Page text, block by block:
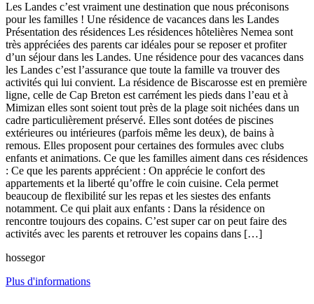
Les Landes c’est vraiment une destination que nous préconisons
pour les familles ! Une résidence de vacances dans les Landes
Présentation des résidences Les résidences hôtelières Nemea sont
très appréciées des parents car idéales pour se reposer et profiter
d’un séjour dans les Landes. Une résidence pour des vacances dans
les Landes c’est l’assurance que toute la famille va trouver des
activités qui lui convient. La résidence de Biscarosse est en première
ligne, celle de Cap Breton est carrément les pieds dans l’eau et à
Mimizan elles sont soient tout près de la plage soit nichées dans un
cadre particulièrement préservé. Elles sont dotées de piscines
extérieures ou intérieures (parfois même les deux), de bains à
remous. Elles proposent pour certaines des formules avec clubs
enfants et animations. Ce que les familles aiment dans ces résidences
: Ce que les parents apprécient : On apprécie le confort des
appartements et la liberté qu’offre le coin cuisine. Cela permet
beaucoup de flexibilité sur les repas et les siestes des enfants
notamment. Ce qui plait aux enfants : Dans la résidence on
rencontre toujours des copains. C’est super car on peut faire des
activités avec les parents et retrouver les copains dans […]
hossegor
Plus d'informations